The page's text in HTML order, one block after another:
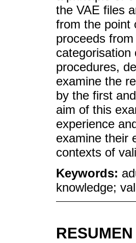
the VAE files
from the point
proceeds
categorisation
procedures,
examine the
by the first
aim of this
experience
examine their
contexts of
Keywords:
knowledge;
RESUMEN